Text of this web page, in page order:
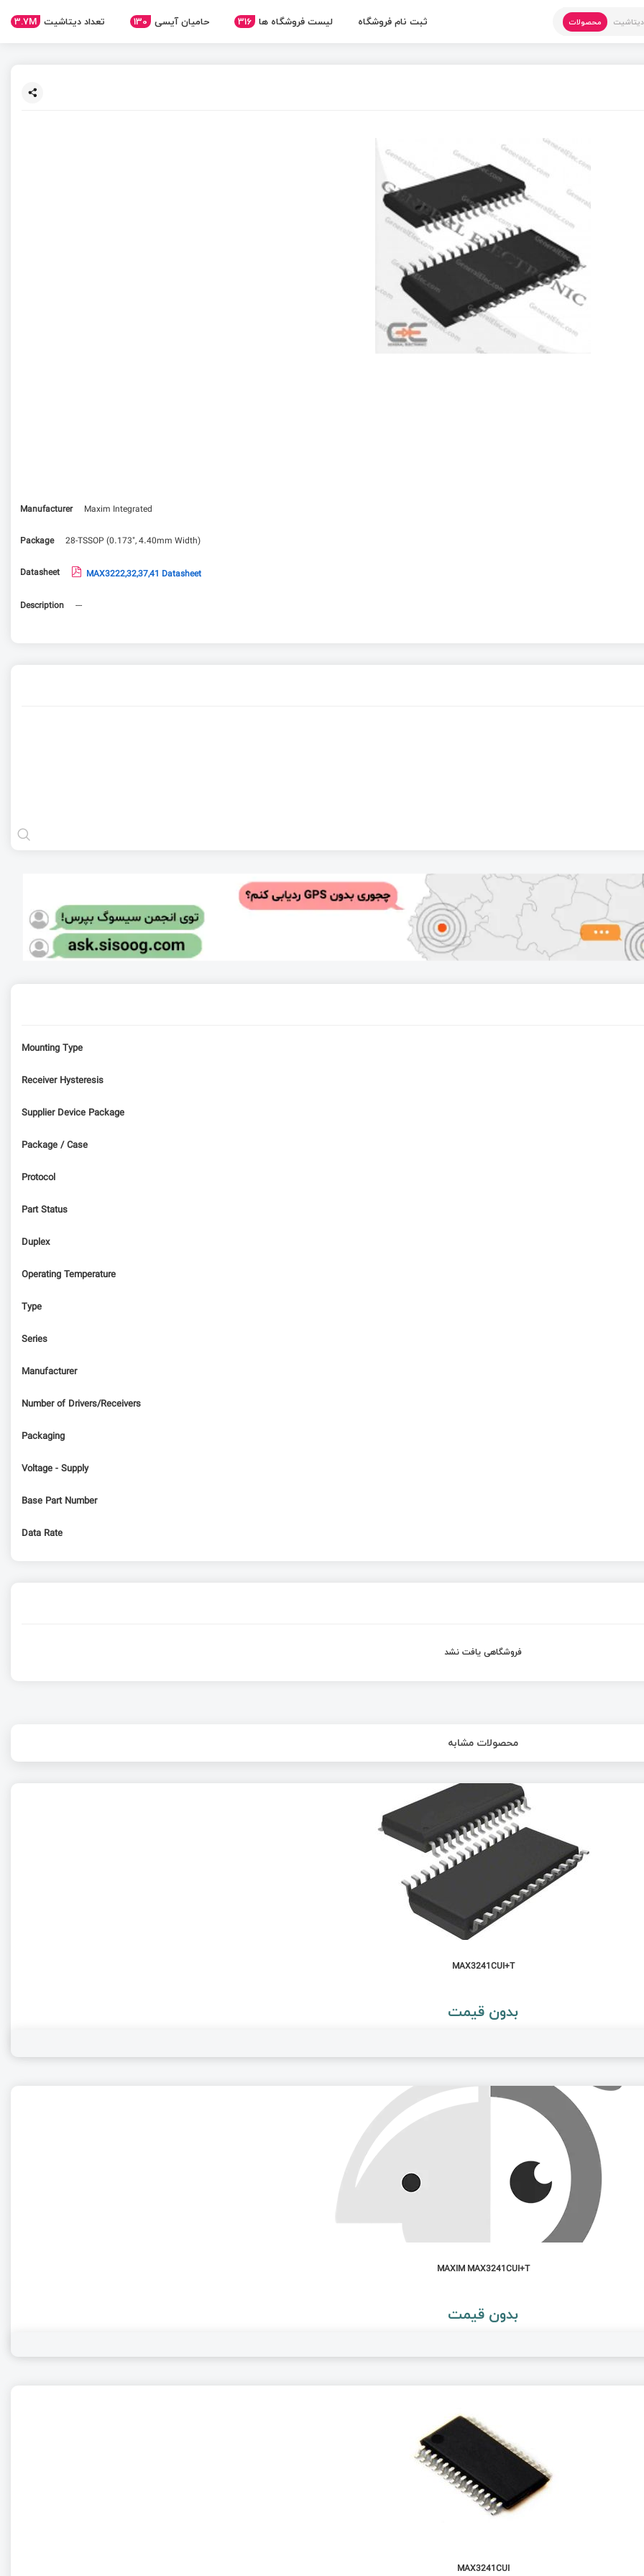
دیتاشیت محصولات ثبت نام فروشگاه لیست فروشگاه ها 316 حامیان آیسی 130 تعداد دیتاشیت 3.7M
Manufacturer
Maxim Integrated
Package 28-TSSOP (0.173", 4.40mm Width)
Datasheet MAX3222,32,37,41 Datasheet
Description ---
Mounting Type
Receiver Hysteresis
Supplier Device Package
Package / Case
Protocol
Part Status
Duplex
Operating Temperature
Type
Series
Manufacturer
Number of Drivers/Receivers
Packaging
Voltage - Supply
Base Part Number
Data Rate
فروشگاهی یافت نشد
محصولات مشابه
MAX3241CUI+T
بدون قیمت
MAXIM MAX3241CUI+T
بدون قیمت
MAX3241CUI